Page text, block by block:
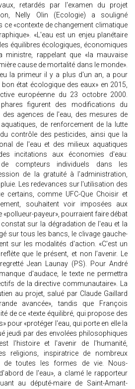
retardés par l'examen du projet
Nelly Olin (Ecologie) a souligné
ce «contexte de changement climatique
«L'eau est un enjeu planétaire
équilibres écologiques, économiques
ministre, rappelant que «la mauvaise
cause de mortalité dans le monde».
la primeur il y a plus d'un an, a pour
état écologique des eaux» en 2015,
européenne du 23 octobre 2000.
figurent des modifications du
agences de l'eau, des mesures de
de renforcement de la lutte
contrôle des pesticides, ainsi que la
de l'eau et des milieux aquatiques
incitations aux économies d'eau:
compteurs individuels dans les
de la gratuité à l'administration,
Les redevances sur l'utilisation des
certains, comme UFC-Que Choisir et
souhaitent voir imposées aux
payeur», pourraient faire débat
sur la dégradation de l'eau et la
sur tous les bancs, le clivage gauche-
sur les modalités d'action. «C'est un
que le présent, et non l’avenir. Le
Jean Launay (PS). Pour André
d'audace, le texte ne permettra
de la directive communautaire». La
au projet, salué par Claude Gaillard
avancée», tandis que François
de ce «texte équilibré, qui propose des
pour «protéger l'eau, qui porte en elle la
jeudi par des envolées philosophiques
l'histoire et l'avenir de l'humanité,
religions, inspiratrice de nombreux
de toutes les formes de vie. Nous-
de l'eau», a clamé le rapporteur
au député-maire de Saint-Amant-